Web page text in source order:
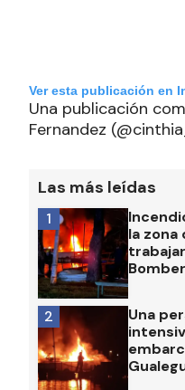
Ver esta publicación en
Una publicación
Fernandez
Las más leídas
la zona
1
Una
2